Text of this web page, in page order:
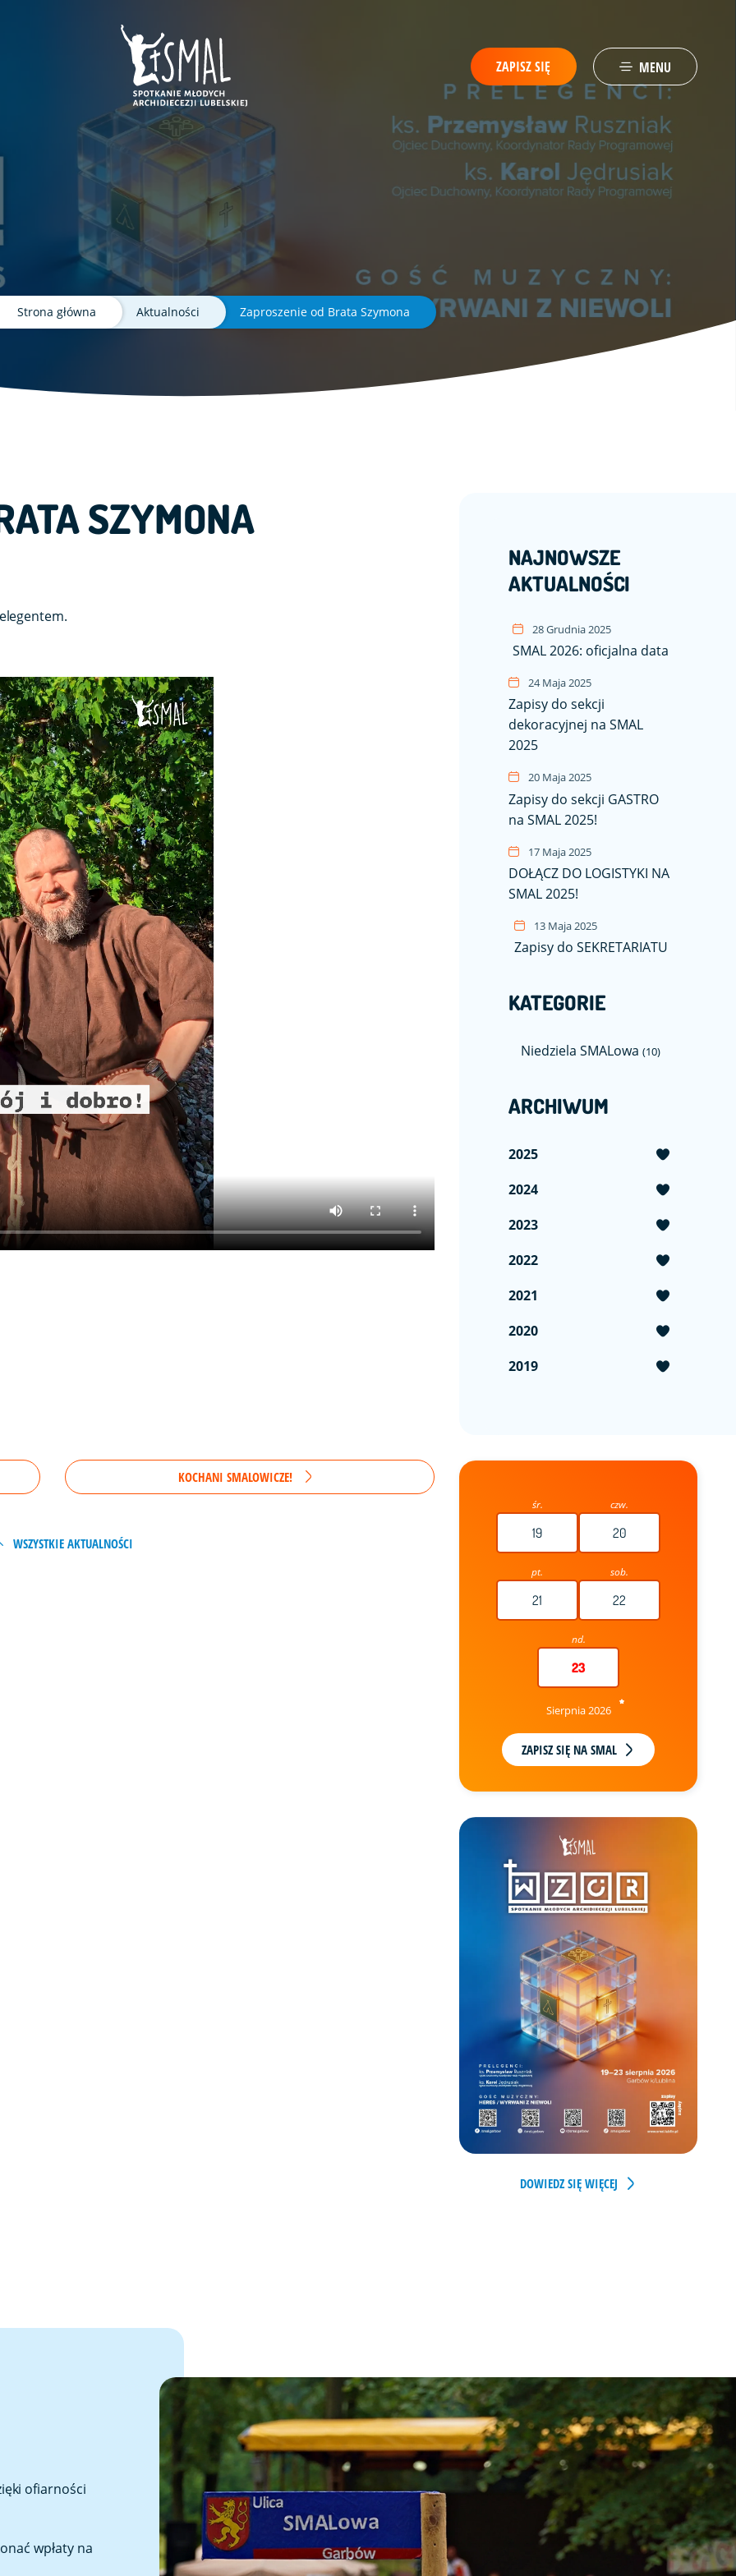
sie w nowej karcie
otwiera sie w nowej karcie ZAPISZ SIĘ MENU
Strona główna Aktualności Zaproszenie od Brata Szymona
SZYMONA
KOCHANI SMALOWICZE!
WSZYSTKIE AKTUALNOŚCI
NAJNOWSZE
AKTUALNOŚCI
28 Grudnia 2025
SMAL 2026: oficjalna data
24 Maja 2025
Zapisy do sekcji
dekoracyjnej na SMAL
2025
20 Maja 2025
Zapisy do sekcji GASTRO
na SMAL 2025!
17 Maja 2025
DOŁĄCZ DO LOGISTYKI NA
SMAL 2025!
13 Maja 2025
Zapisy do SEKRETARIATU
KATEGORIE
Niedziela SMALowa (10)
ARCHIWUM
2025
2024
2023
2022
2021
2020
2019
śr.
19
czw.
20
pt.
21
sob.
22
nd.
23
Sierpnia 2026
ZAPISZ SIĘ NA SMAL
DOWIEDZ SIĘ WIĘCEJ
ofiarności
wpłaty na